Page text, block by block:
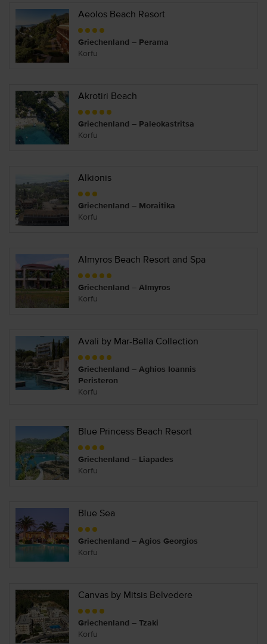
Aeolos Beach Resort
Griechenland – Perama
Korfu
Akrotiri Beach
Griechenland – Paleokastritsa
Korfu
Alkionis
Griechenland – Moraitika
Korfu
Almyros Beach Resort and Spa
Griechenland – Almyros
Korfu
Avali by Mar-Bella Collection
Griechenland – Aghios Ioannis
Peristeron
Korfu
Blue Princess Beach Resort
Griechenland – Liapades
Korfu
Blue Sea
Griechenland – Agios Georgios
Korfu
Canvas by Mitsis Belvedere
Griechenland – Tzaki
Korfu